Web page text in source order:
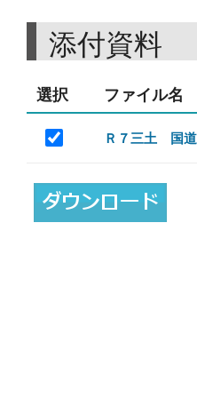
添付資料
選択 ファイル名
Ｒ７三土 国